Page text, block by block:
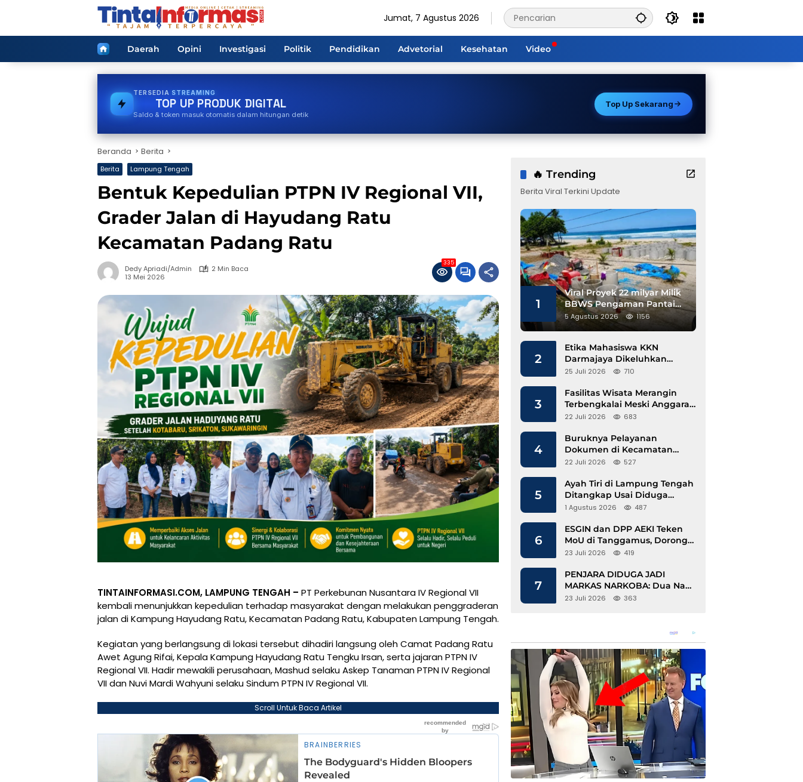
Jumat, 7 Agustus 2026
HomeDaerah Opini Investigasi Politik Pendidikan Advetorial Kesehatan Video
TERSEDIA PULSA
TOP UP PRODUK DIGITAL
Saldo & token masuk otomatis dalam hitungan detik
Top Up Sekarang
Beranda Berita
Berita Lampung Tengah
Bentuk Kepedulian PTPN IV Regional VII,
Grader Jalan di Hayudang Ratu
Kecamatan Padang Ratu
Dedy Apriadi/Admin
2 Min Baca
13 Mei 2026
335
TINTAINFORMASI.COM, LAMPUNG TENGAH – PT Perkebunan Nusantara IV Regional VII
kembali menunjukkan kepedulian terhadap masyarakat dengan melakukan penggraderan
jalan di Kampung Hayudang Ratu, Kecamatan Padang Ratu, Kabupaten Lampung Tengah.
Kegiatan yang berlangsung di lokasi tersebut dihadiri langsung oleh Camat Padang Ratu
Awet Agung Rifai, Kepala Kampung Hayudang Ratu Tengku Irsan, serta jajaran PTPN IV
Regional VII. Hadir mewakili perusahaan, Mashud selaku Askep Tanaman PTPN IV Regional
VII dan Nuvi Mardi Wahyuni selaku Sindum PTPN IV Regional VII.
Scroll Untuk Baca Artikel
🔥 Trending
Berita Viral Terkini Update
1
Viral Proyek 22 milyar Milik
BBWS Pengaman Pantai
Pesisir Barat Diduga
Gunakan Besi Banci
5 Agustus 2026 1156
2
Etika Mahasiswa KKN
Darmajaya Dikeluhkan
Kepala Pekon Sinar Jawa
25 Juli 2026 710
3
Fasilitas Wisata Merangin
Terbengkalai Meski Anggaran
Perawatan Terus Mengalir
22 Juli 2026 683
4
Buruknya Pelayanan
Dokumen di Kecamatan
Pangkalan Susu, Kinerja
22 Juli 2026 527
5
Ayah Tiri di Lampung Tengah
Ditangkap Usai Diduga
Hamili Anak di Bawah Umur
1 Agustus 2026 487
6
ESGIN dan DPP AEKI Teken
MoU di Tanggamus, Dorong
Ekonomi Hijau Berbasis Kopi
23 Juli 2026 419
7
PENJARA DIDUGA JADI
MARKAS NARKOBA: Dua Napi
Rajabasa Bebas Gunakan HP,
23 Juli 2026 363